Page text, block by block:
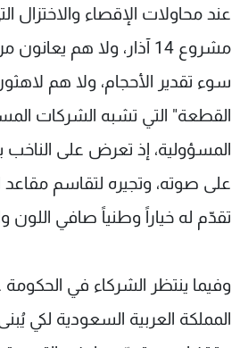
عند محاولات الإقصاء والاختزال
مشروع 14 آذار، ولا هم
سوء تقدير الأحجام، ولا هم
القطعة" التي تشبه الشركات
المسؤولية، إذ تعرض على الناخب
على صوته، وتجيره لتقاسم مقاعد
تقدّم له خياراً وطنياً صافي اللون
وفيما ينتظر الشركاء في
المملكة العربية السعودية لكي